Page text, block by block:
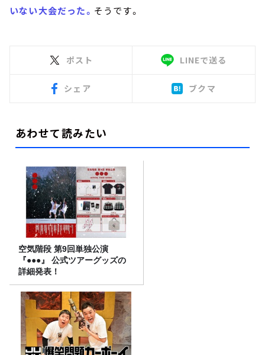
いない大会だった。 そうです。
ポスト LINEで送る
シェア ブクマ
あわせて読みたい
空気階段 第9回単独公演
『●●●』 公式ツアーグッズの
詳細発表！